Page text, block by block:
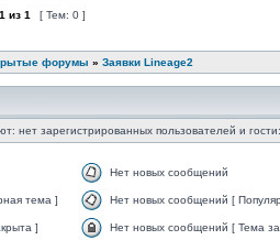
1 из 1 [ Тем: 0 ]
форумы » Заявки Lineage2
нет зарегистрированных пользователей и
Нет новых сообщений
тема ] Нет новых сообщений [
] Нет новых сообщений [ Тема